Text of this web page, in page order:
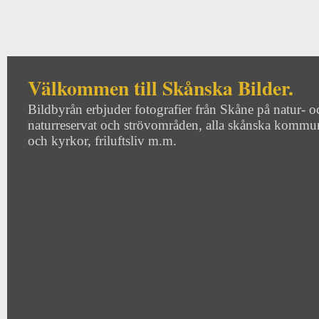
Välkommen till Skånska Bilder.
Bildbyrån erbjuder fotografier från Skåne på natur-
naturreservat och strövområden, alla skånska
och kyrkor, friluftsliv m.m.